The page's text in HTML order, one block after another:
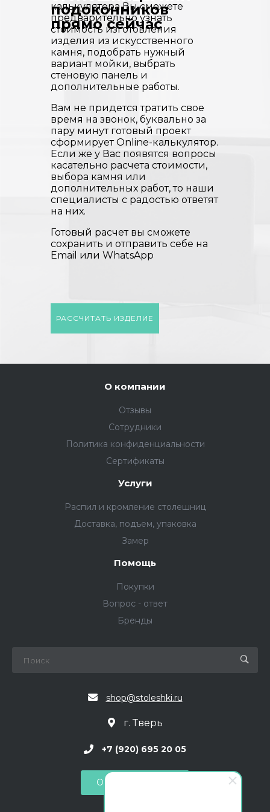
РАССЧИТАТЬ ИЗДЕЛИЕ
калькулятора Вы сможете
предварительно узнать
стоимость изготовления
изделия из искусственного
камня, подобрать нужный
вариант мойки, выбрать
стеновую панель и
дополнительные работы.
Вам не придется тратить свое
время на звонок, буквально за
пару минут готовый проект
сформирует Online-калькулятор.
Если же у Вас появятся вопросы
касательно расчета стоимости,
выбора камня или
дополнительных работ, то наши
специалисты с радостью ответят
на них.
Готовый расчет вы сможете
сохранить и отправить себе на
Email или WhatsApp
подоконников
прямо сейчас
О компании
Отзывы
Сотрудники
Политика конфиденциальности
Сертификаты
Услуги
Распил и кромление столешниц
Доставка, подъем, упаковка
Замер
Помощь
Покупки
Вопрос - ответ
Бренды
shop@stoleshki.ru
г. Тверь
+7 (920) 695 20 05
Обратный звонок